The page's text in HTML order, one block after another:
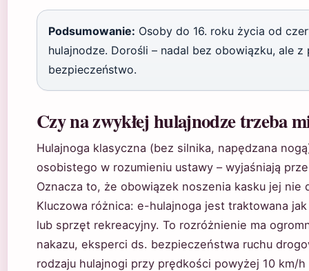
Podsumowanie: Osoby do 16. roku życia od
hulajnodze. Dorośli – nadal bez obowiązku, ale z
bezpieczeństwo.
Czy na zwykłej hulajnodze trzeba
Hulajnoga klasyczna (bez silnika, napędzana
osobistego w rozumieniu ustawy – wyjaśniają
Oznacza to, że obowiązek noszenia kasku jej
Kluczowa różnica: e-hulajnoga jest traktowana
lub sprzęt rekreacyjny. To rozróżnienie ma
nakazu, eksperci ds. bezpieczeństwa ruchu
rodzaju hulajnogi przy prędkości powyżej 10 km/